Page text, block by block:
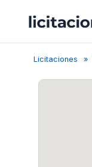
Licitaciones